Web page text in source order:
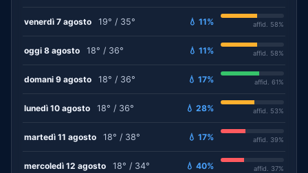
venerdì 7 agosto 19° / 35° 💧 11% affid. 58%
oggi 8 agosto 18° / 36° 💧 11% affid. 58%
domani 9 agosto 18° / 36° 💧 17% affid. 61%
lunedì 10 agosto 18° / 36° 💧 28% affid. 53%
martedì 11 agosto 18° / 38° 💧 17% affid. 39%
mercoledì 12 agosto 18° / 34° 💧 40% affid. 37%